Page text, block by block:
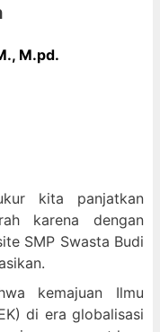
M.pd.
kita panjatkan
karena dengan
SMP Swasta Budi
kemajuan Ilmu
di era globalisasi